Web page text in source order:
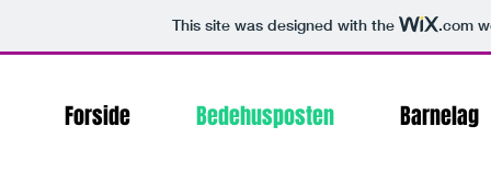
This site was designed with the .com
Forside Bedehusposten Barnelag